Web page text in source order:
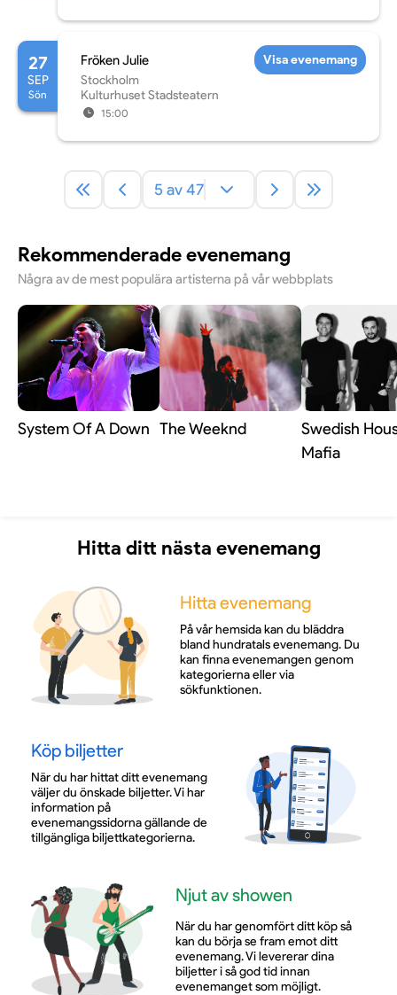
27
SEP
Sön
Fröken Julie
Stockholm
Kulturhuset Stadsteatern
15:00
Visa evenemang
5 av 47
Rekommenderade evenemang
Några av de mest populära artisterna på vår webbplats
System Of A Down The Weeknd
Swedish
Mafia
Hitta ditt nästa evenemang
Hitta evenemang
På vår hemsida kan du bläddra
bland hundratals evenemang. Du
kan finna evenemangen genom
kategorierna eller via
sökfunktionen.
Köp biljetter
När du har hittat ditt evenemang
väljer du önskade biljetter. Vi har
information på
evenemangssidorna gällande de
tillgängliga biljettkategorierna.
Njut av showen
När du har genomfört ditt köp så
kan du börja se fram emot ditt
evenemang. Vi levererar dina
biljetter i så god tid innan
evenemanget som möjligt.